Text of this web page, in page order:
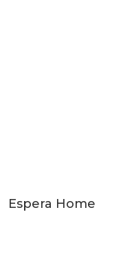
Espera Home